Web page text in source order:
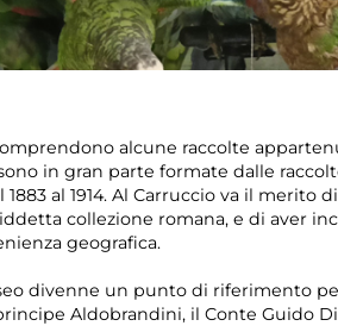
alcune raccolte
in gran parte formate dalle
al 1914. Al Carruccio va il
collezione romana, e di aver
geografica.
divenne un punto di riferimento
Aldobrandini, il Conte Guido